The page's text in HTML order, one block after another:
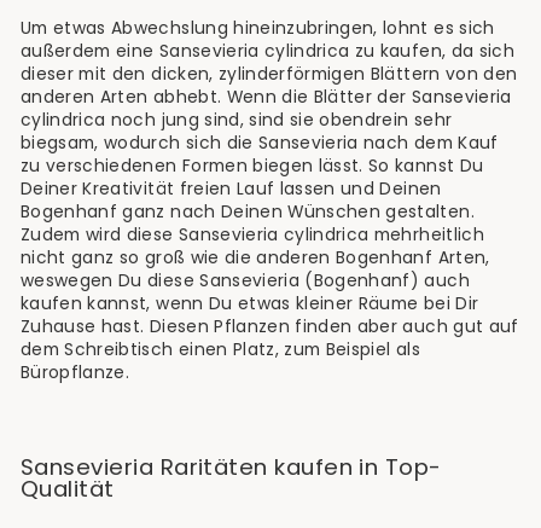
Um etwas Abwechslung hineinzubringen, lohnt es sich
außerdem eine Sansevieria cylindrica zu kaufen, da sich
dieser mit den dicken, zylinderförmigen Blättern von den
anderen Arten abhebt. Wenn die Blätter der Sansevieria
cylindrica noch jung sind, sind sie obendrein sehr
biegsam, wodurch sich die Sansevieria nach dem Kauf
zu verschiedenen Formen biegen lässt. So kannst Du
Deiner Kreativität freien Lauf lassen und Deinen
Bogenhanf ganz nach Deinen Wünschen gestalten.
Zudem wird diese Sansevieria cylindrica mehrheitlich
nicht ganz so groß wie die anderen Bogenhanf Arten,
weswegen Du diese Sansevieria (Bogenhanf) auch
kaufen kannst, wenn Du etwas kleiner Räume bei Dir
Zuhause hast. Diesen Pflanzen finden aber auch gut auf
dem Schreibtisch einen Platz, zum Beispiel als
Büropflanze.
Sansevieria Raritäten kaufen in Top-
Qualität